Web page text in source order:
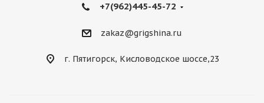
+7(962)445-45-72
zakaz@grigshina.ru
г. Пятигорск, Кисловодское шоссе,23